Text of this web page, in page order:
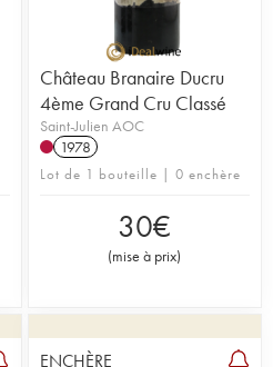
Château Branaire Ducru
4ème Grand Cru Classé
Saint-Julien AOC
1978
Lot de 1 bouteille | 0 enchère
30€
(mise à prix)
ENCHÈRE